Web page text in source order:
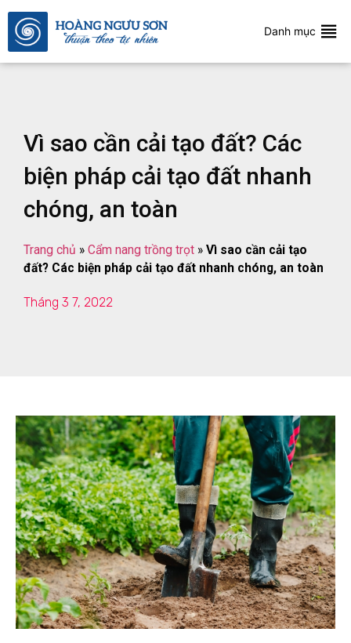
Danh mục
Vì sao cần cải tạo đất? Các
biện pháp cải tạo đất nhanh
chóng, an toàn
Trang chủ » Cẩm nang trồng trọt » Vì sao cần cải tạo
đất? Các biện pháp cải tạo đất nhanh chóng, an toàn
Tháng 3 7, 2022